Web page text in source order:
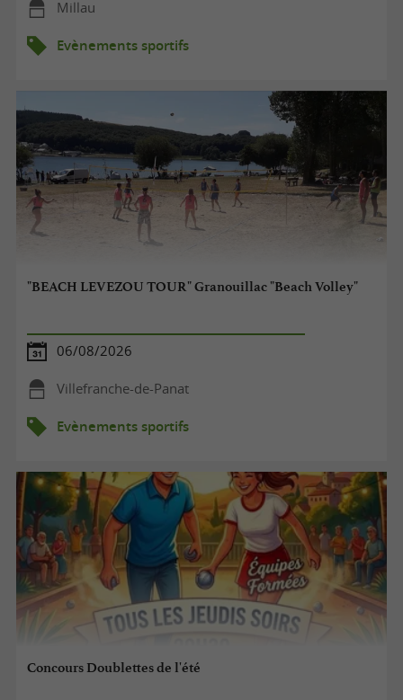
Millau
Evènements sportifs
"BEACH LEVEZOU TOUR" Granouillac "Beach Volley"
06/08/2026
Villefranche-de-Panat
Evènements sportifs
Concours Doublettes de l'été